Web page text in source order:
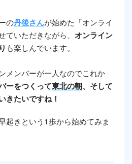
の丹後さんが始めた「オンライ
ていただきながら、 オンライン
も楽しんでいます。
メンバーが一人なのでこれか
ーをつくって東北の朝、そして
きたいですね！
起きという1歩から始めてみま